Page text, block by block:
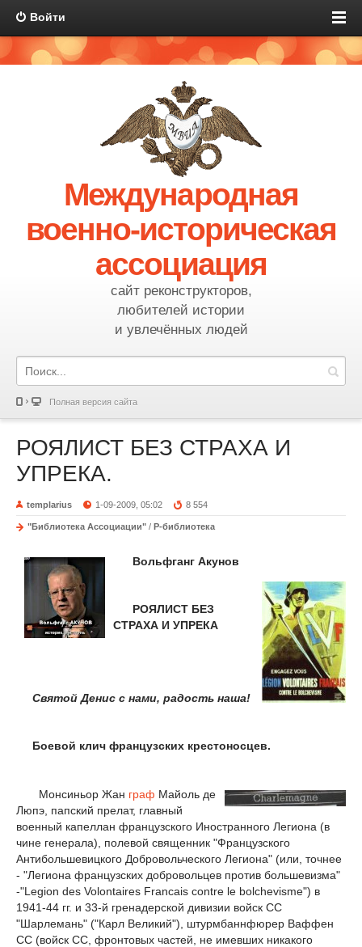
Войти
Международная
военно-историческая
ассоциация
сайт реконструкторов,
любителей истории
и увлечённых людей
Полная версия сайта
РОЯЛИСТ БЕЗ СТРАХА И
УПРЕКА.
templarius 1-09-2009, 05:02 8 554
"Библиотека Ассоциации" / Р-библиотека
Вольфганг Акунов
РОЯЛИСТ БЕЗ
СТРАХА И УПРЕКА
Святой Денис с нами, радость наша!
Боевой клич французских крестоносцев.
Монсиньор Жан граф Майоль де
Люпэ, папский прелат, главный
военный капеллан французского Иностранного Легиона (в
чине генерала), полевой священник "Французского
Антибольшевицкого Добровольческого Легиона" (или, точнее
- "Легиона французских добровольцев против большевизма"
-"Legion des Volontaires Francais contre le bolchevisme") в
1941-44 гг. и 33-й гренадерской дивизии войск СС
"Шарлемань" ("Карл Великий"), штурмбаннфюрер Ваффен
СС (войск СС, фронтовых частей, не имевших никакого